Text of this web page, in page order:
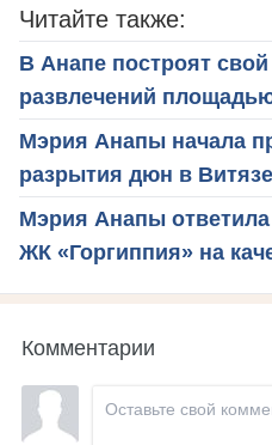
Читайте также:
В Анапе построят
развлечений
Мэрия Анапы начала
разрытия дюн в
Мэрия Анапы
ЖК «Горгиппия» на
Комментарии